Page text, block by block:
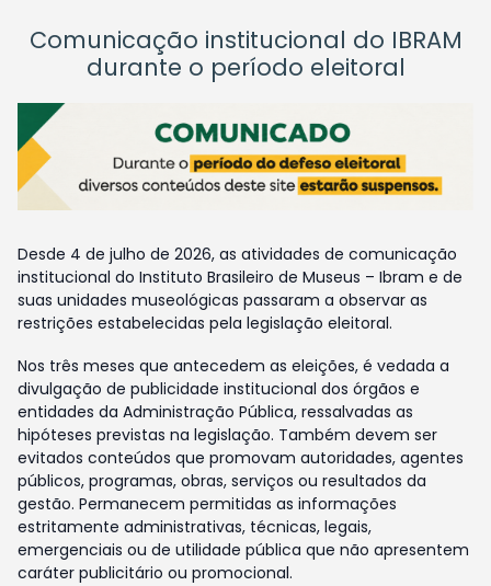
Comunicação institucional do IBRAM
durante o período eleitoral
Desde 4 de julho de 2026, as atividades de comunicação
institucional do Instituto Brasileiro de Museus – Ibram e de
suas unidades museológicas passaram a observar as
restrições estabelecidas pela legislação eleitoral.
Nos três meses que antecedem as eleições, é vedada a
divulgação de publicidade institucional dos órgãos e
entidades da Administração Pública, ressalvadas as
hipóteses previstas na legislação. Também devem ser
evitados conteúdos que promovam autoridades, agentes
públicos, programas, obras, serviços ou resultados da
gestão. Permanecem permitidas as informações
estritamente administrativas, técnicas, legais,
emergenciais ou de utilidade pública que não apresentem
caráter publicitário ou promocional.